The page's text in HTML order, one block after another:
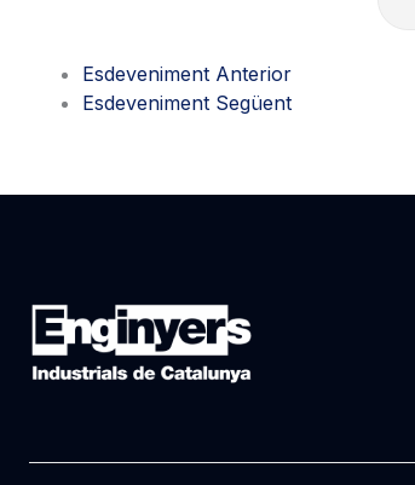
Esdeveniment Anterior
Esdeveniment Següent